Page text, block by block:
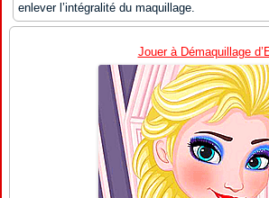
enlever l’intégralité du maquillage.
Jouer à Démaquillage